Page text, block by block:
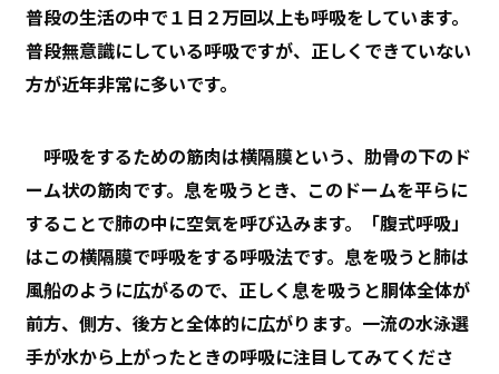
普段の生活の中で１日２万回以上も呼吸をしています。
普段無意識にしている呼吸ですが、正しくできていない
方が近年非常に多いです。
呼吸をするための筋肉は横隔膜という、肋骨の下のド
ーム状の筋肉です。息を吸うとき、このドームを平らに
することで肺の中に空気を呼び込みます。「腹式呼吸」
はこの横隔膜で呼吸をする呼吸法です。息を吸うと肺は
風船のように広がるので、正しく息を吸うと胴体全体が
前方、側方、後方と全体的に広がります。一流の水泳選
手が水から上がったときの呼吸に注目してみてくださ